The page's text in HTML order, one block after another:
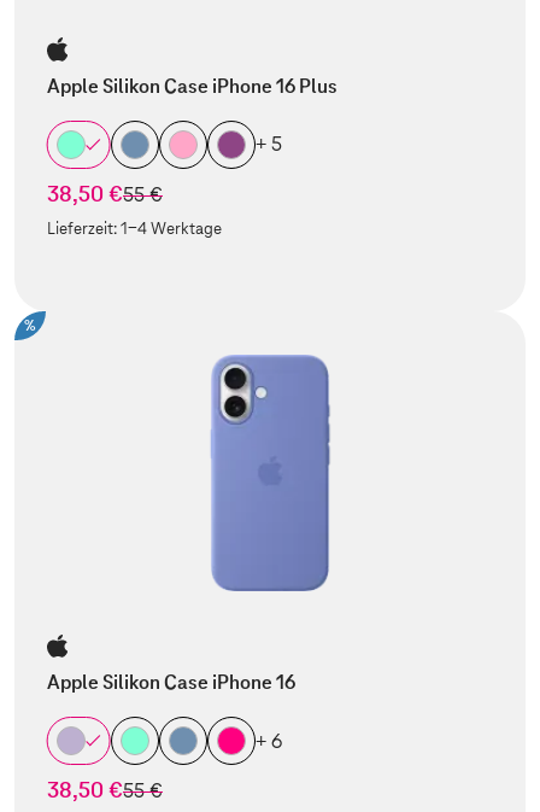
Apple Silikon Case iPhone 16 Plus
+ 5
38,50 €statt
55 €
Lieferzeit:1-4 Werktage
%
Apple Silikon Case iPhone 16
+ 6
38,50 €statt
55 €